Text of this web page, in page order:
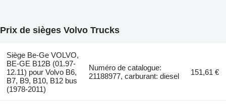
Prix de sièges Volvo Trucks
Siège Be-Ge VOLVO,
BE-GE B12B (01.97-
12.11) pour Volvo B6,
B7, B9, B10, B12 bus
(1978-2011)
Numéro de catalogue:
21188977, carburant: diesel
151,61 €